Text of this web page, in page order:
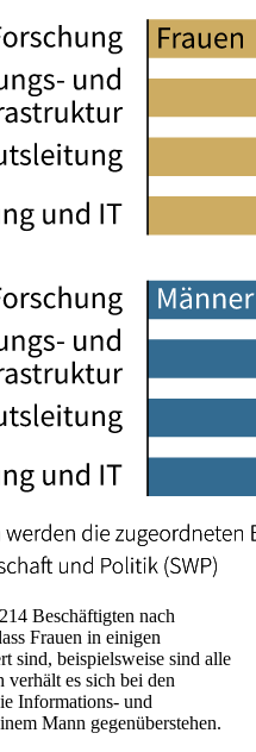
Beschäftigten nach
Frauen in einigen
sind, beispielsweise sind alle
verhält es sich bei den
Informations- und
Mann gegenüberstehen.